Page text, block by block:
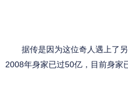
据传是因为这位奇人遇上了另
2008年身家已过50亿，目前身家